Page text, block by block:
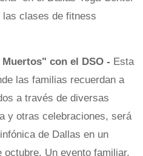
las clases de fitness
con el DSO - Esta
las familias recuerdan a
a través de diversas
y otras celebraciones, será
de Dallas en un
Un evento familiar,